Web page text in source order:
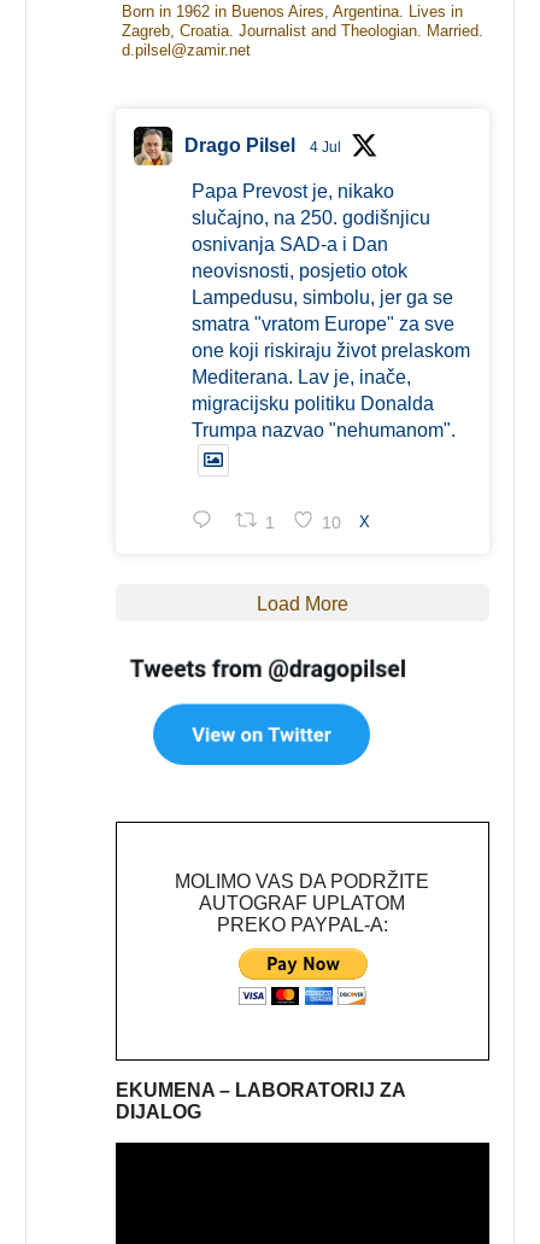
Born in 1962 in Buenos Aires, Argentina. Lives in
Zagreb, Croatia. Journalist and Theologian. Married.
d.pilsel@zamir.net
Drago Pilsel 4 Jul
Papa Prevost je, nikako
slučajno, na 250. godišnjicu
osnivanja SAD-a i Dan
neovisnosti, posjetio otok
Lampedusu, simbolu, jer ga se
smatra "vratom Europe" za sve
one koji riskiraju život prelaskom
Mediterana. Lav je, inače,
migracijsku politiku Donalda
Trumpa nazvao "nehumanom".
1 10 X
Load More
MOLIMO VAS DA PODRŽITE
AUTOGRAF UPLATOM
PREKO PAYPAL-A:
EKUMENA – LABORATORIJ ZA
DIJALOG